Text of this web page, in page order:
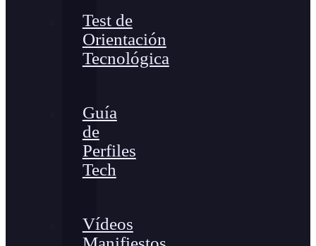
Test de
Orientación
Tecnológica
Guía
de
Perfiles
Tech
Vídeos